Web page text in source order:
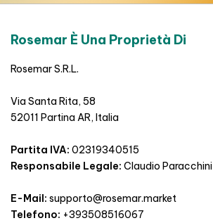
Rosemar È Una Proprietà Di
Rosemar S.R.L.
Via Santa Rita, 58
52011 Partina AR, Italia
Partita IVA: 02319340515
Responsabile Legale: Claudio Paracchini
E-Mail: supporto@rosemar.market
Telefono: +393508516067